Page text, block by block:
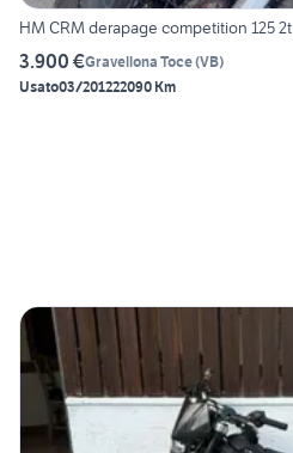
HM CRM derapage competition 125 2t
3.900 €Gravellona Toce(VB)
Usato03/201222090 Km